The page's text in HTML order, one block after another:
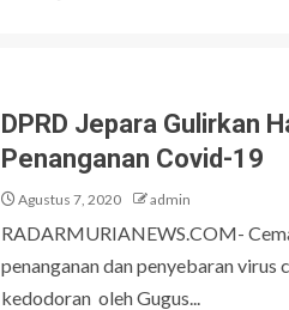
DPRD Jepara Gulirkan
Penanganan Covid-19
Agustus 7, 2020 admin
RADARMURIANEWS.COM-
penanganan dan penyebaran virus
kedodoran oleh Gugus...